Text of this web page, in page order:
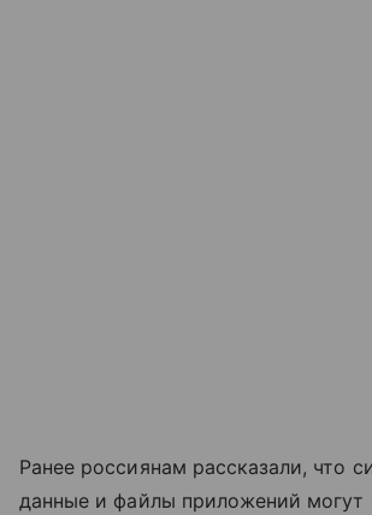
Ранее россиянам рассказали, что
данные и файлы приложений могут